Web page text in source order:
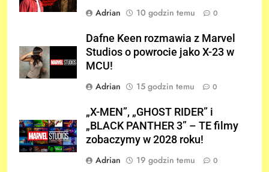
Adrian
10 godzin temu 0
Dafne Keen rozmawia z Marvel
Studios o powrocie jako X-23 w
MCU!
Adrian
15 godzin temu 0
„X-MEN”, „GHOST RIDER” i
„BLACK PANTHER 3” – TE filmy
zobaczymy w 2028 roku!
Adrian
19 godzin temu 0